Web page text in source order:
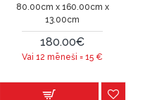
80.00cm x 160.00cm x
13.00cm
180.00€
Vai 12 mēneši =15 €